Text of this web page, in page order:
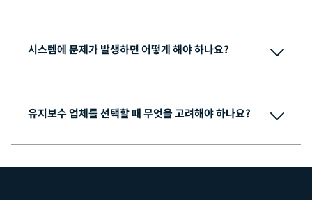
이상 징후 및 개선 필요 사항 확인
필요 시 수리 및 부품 교체 지원
시스템에 문제가 발생하면 어떻게 해야 하나요?
유지보수 업체를 선택할 때 무엇을 고려해야 하나요?